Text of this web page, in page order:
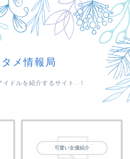
メ情報局
ドルを紹介するサイト...！
可愛い女優紹介